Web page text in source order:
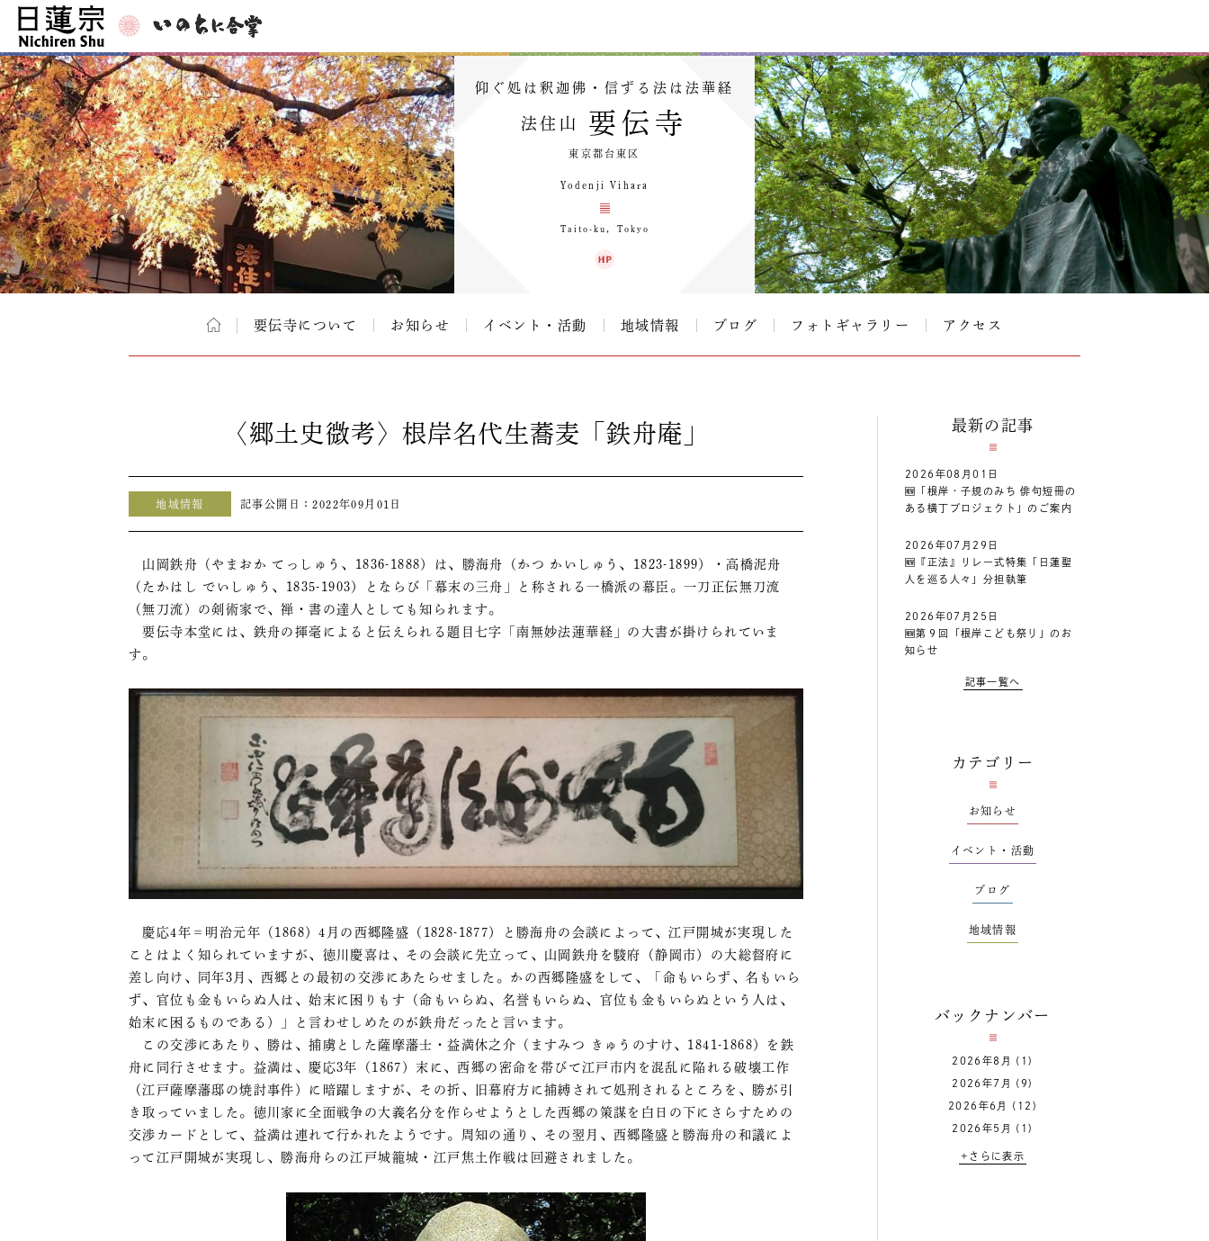
仰ぐ処は釈迦佛・信ずる法は法華経
法住山 要伝寺
東京都台東区
Yodenji Vihara
Taito-ku，Tokyo
要伝寺について お知らせ イベント・活動 地域情報 ブログ フォトギャラリー アクセス
〈郷土史微考〉根岸名代生蕎麦「鉄舟庵」
地域情報 記事公開日：2022年09月01日
山岡鉄舟（やまおか てっしゅう、1836-1888）は、勝海舟（かつ かいしゅう、1823-1899）・高橋泥舟
（たかはし でいしゅう、1835-1903）とならび「幕末の三舟」と称される一橋派の幕臣。一刀正伝無刀流
（無刀流）の剣術家で、禅・書の達人としても知られます。
要伝寺本堂には、鉄舟の揮毫によると伝えられる題目七字「南無妙法蓮華経」の大書が掛けられていま
す。
慶応4年＝明治元年（1868）4月の西郷隆盛（1828-1877）と勝海舟の会談によって、江戸開城が実現した
ことはよく知られていますが、徳川慶喜は、その会談に先立って、山岡鉄舟を駿府（静岡市）の大総督府に
差し向け、同年3月、西郷との最初の交渉にあたらせました。かの西郷隆盛をして、「命もいらず、名もいら
ず、官位も金もいらぬ人は、始末に困りもす（命もいらぬ、名誉もいらぬ、官位も金もいらぬという人は、
始末に困るものである）」と言わせしめたのが鉄舟だったと言います。
この交渉にあたり、勝は、捕虜とした薩摩藩士・益満休之介（ますみつ きゅうのすけ、1841-1868）を鉄
舟に同行させます。益満は、慶応3年（1867）末に、西郷の密命を帯びて江戸市内を混乱に陥れる破壊工作
（江戸薩摩藩邸の焼討事件）に暗躍しますが、その折、旧幕府方に捕縛されて処刑されるところを、勝が引
き取っていました。徳川家に全面戦争の大義名分を作らせようとした西郷の策謀を白日の下にさらすための
交渉カードとして、益満は連れて行かれたようです。周知の通り、その翌月、西郷隆盛と勝海舟の和議によ
って江戸開城が実現し、勝海舟らの江戸城籠城・江戸焦土作戦は回避されました。
最新の記事
2026年08月01日
🆕「根岸・子規のみち 俳句短冊の
ある横丁プロジェクト」のご案内
2026年07月29日
🆕『正法』リレー式特集「日蓮聖
人を巡る人々」分担執筆
2026年07月25日
🆕第９回「根岸こども祭り」のお
知らせ
記事一覧へ
カテゴリー
お知らせ
イベント・活動
ブログ
地域情報
バックナンバー
2026年8月 (1)
2026年7月 (9)
2026年6月 (12)
2026年5月 (1)
+さらに表示